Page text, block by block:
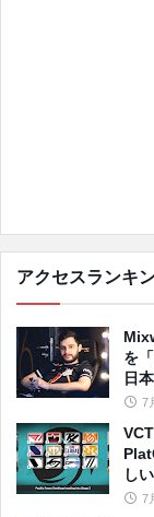
アクセスランキ
を
日
7
し
7